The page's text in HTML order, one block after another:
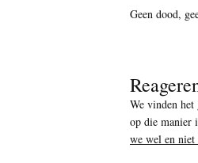
Geen dood,
We vinden
op die manier
we wel en niet